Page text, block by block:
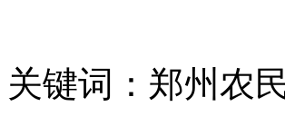
无痛分娩是否安全 医生回应
关键词：郑州农